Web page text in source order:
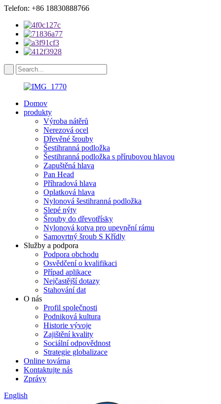
Telefon: +86 18830888766
Domov
produkty
Výroba nátěrů
Nerezová ocel
Dřevěné šrouby
Šestihranná podložka
Šestihranná podložka s přírubovou hlavou
Zapuštěná hlava
Pan Head
Příhradová hlava
Oplatková hlava
Nylonová šestihranná podložka
Slepé nýty
Šrouby do dřevotřísky
Nylonová kotva pro upevnění rámu
Samovrtný šroub S Křídly
Služby a podpora
Podpora obchodu
Osvědčení o kvalifikaci
Případ aplikace
Nejčastější dotazy
Stahování dat
O nás
Profil společnosti
Podniková kultura
Historie vývoje
Zajištění kvality
Sociální odpovědnost
Strategie globalizace
Online továrna
Kontaktujte nás
Zprávy
English